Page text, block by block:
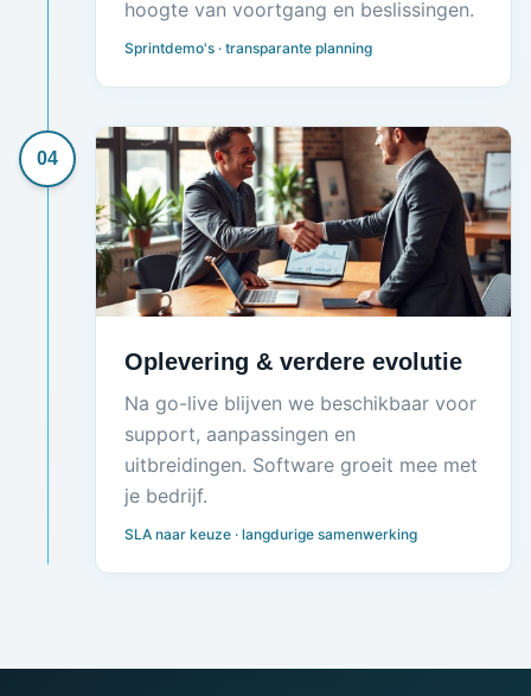
hoogte van voortgang en beslissingen.
Sprintdemo's · transparante planning
04
Oplevering & verdere evolutie
Na go-live blijven we beschikbaar voor
support, aanpassingen en
uitbreidingen. Software groeit mee met
je bedrijf.
SLA naar keuze · langdurige samenwerking